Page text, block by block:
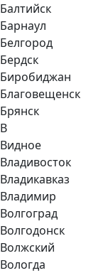
Балтийск
Барнаул
Белгород
Бердск
Биробиджан
Благовещенск
Брянск
В
Видное
Владивосток
Владикавказ
Владимир
Волгоград
Волгодонск
Волжский
Вологда